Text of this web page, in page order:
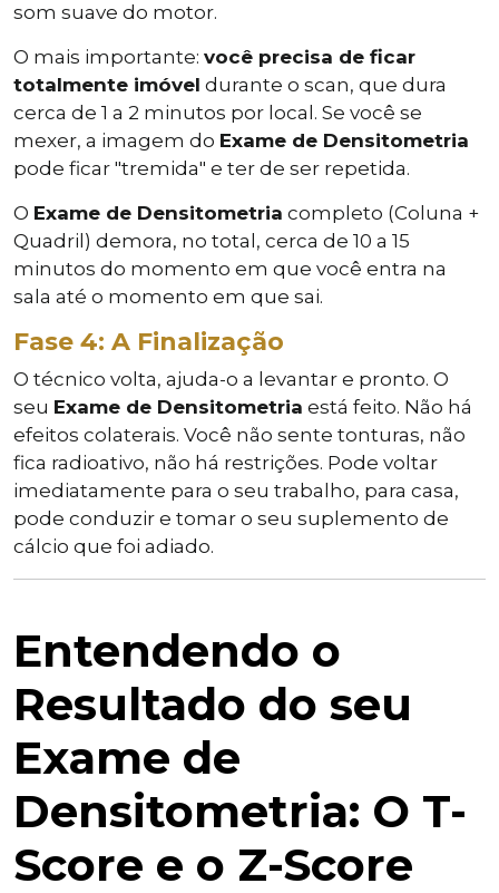
som suave do motor.
O mais importante: você precisa de ficar
totalmente imóvel durante o scan, que dura
cerca de 1 a 2 minutos por local. Se você se
mexer, a imagem do Exame de Densitometria
pode ficar "tremida" e ter de ser repetida.
O Exame de Densitometria completo (Coluna +
Quadril) demora, no total, cerca de 10 a 15
minutos do momento em que você entra na
sala até o momento em que sai.
Fase 4: A Finalização
O técnico volta, ajuda-o a levantar e pronto. O
seu Exame de Densitometria está feito. Não há
efeitos colaterais. Você não sente tonturas, não
fica radioativo, não há restrições. Pode voltar
imediatamente para o seu trabalho, para casa,
pode conduzir e tomar o seu suplemento de
cálcio que foi adiado.
Entendendo o
Resultado do seu
Exame de
Densitometria: O T-
Score e o Z-Score